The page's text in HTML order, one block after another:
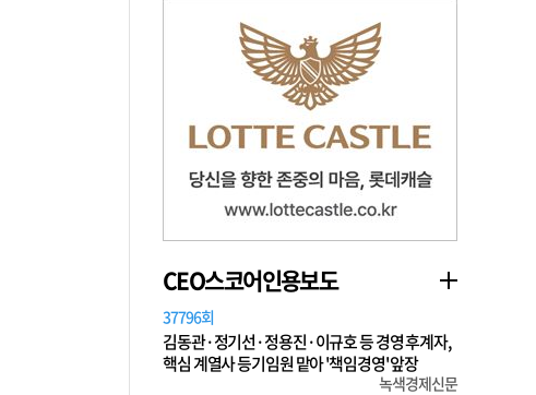
CEO스코어인용보도
37796회
김동관·정기선·정용진·이규호 등 경영 후계자,
핵심 계열사 등기임원 맡아 '책임경영' 앞장
녹색경제신문